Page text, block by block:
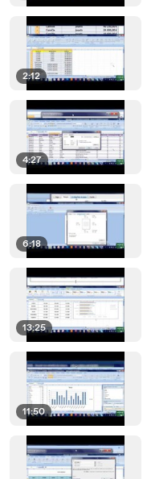
2:12
4:27
6:18
13:25
11:50